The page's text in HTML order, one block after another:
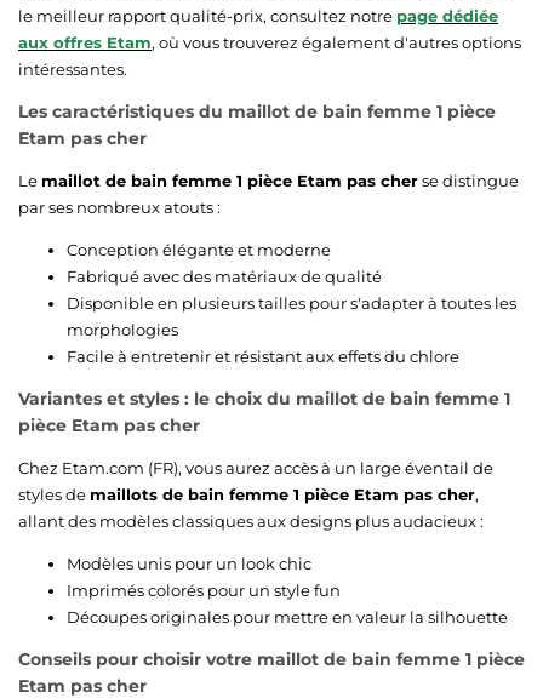
le meilleur rapport qualité-prix, consultez notre page dédiée
aux offres Etam, où vous trouverez également d'autres options
intéressantes.
Les caractéristiques du maillot de bain femme 1 pièce
Etam pas cher
Le maillot de bain femme 1 pièce Etam pas cherse distingue
par ses nombreux atouts :
Conception élégante et moderne
Fabriqué avec des matériaux de qualité
Disponible en plusieurs tailles pour s'adapter à toutes les
morphologies
Facile à entretenir et résistant aux effets du chlore
Variantes et styles : le choix du maillot de bain femme 1
pièce Etam pas cher
Chez Etam.com (FR), vous aurez accès à un large éventail de
styles de maillots de bain femme 1 pièce Etam pas cher,
allant des modèles classiques aux designs plus audacieux :
Modèles unis pour un look chic
Imprimés colorés pour un style fun
Découpes originales pour mettre en valeur la silhouette
Conseils pour choisir votre maillot de bain femme 1 pièce
Etam pas cher